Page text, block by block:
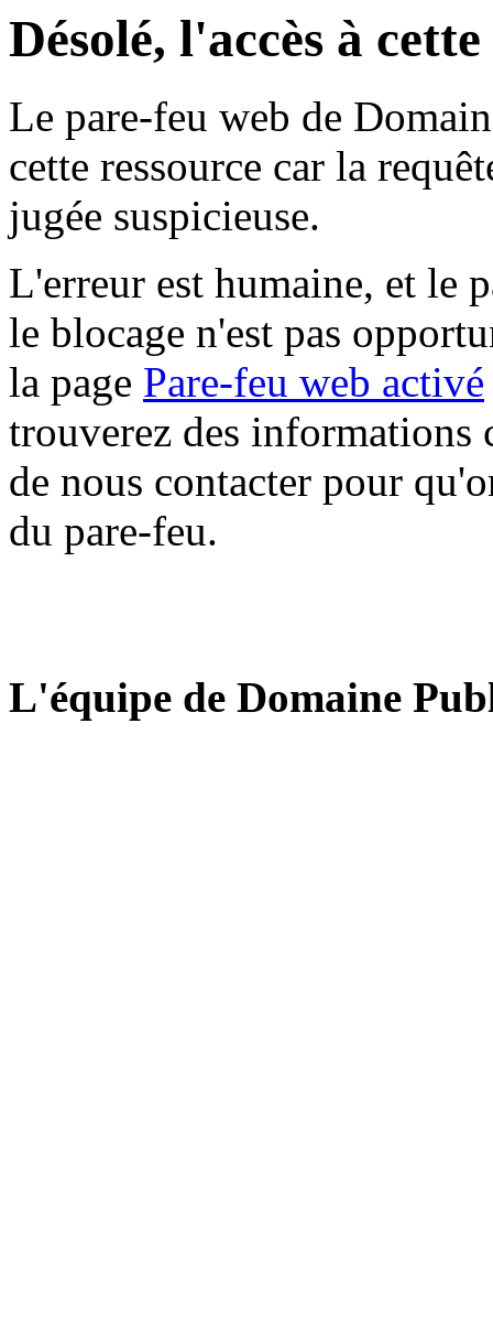
Désolé, l'accès à
Le pare-feu web de
cette ressource car la
jugée suspicieuse.
L'erreur est humaine, et le
le blocage n'est pas
la page Pare-feu web activé
trouverez des informations
de nous contacter pour
du pare-feu.
L'équipe de Domaine